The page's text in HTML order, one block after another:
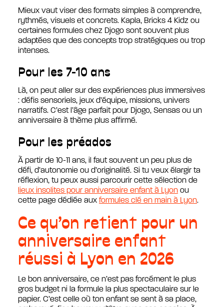
Mieux vaut viser des formats simples à comprendre,
rythmés, visuels et concrets. Kapla, Bricks 4 Kidz ou
certaines formules chez Djogo sont souvent plus
adaptées que des concepts trop stratégiques ou trop
intenses.
Pour les 7-10 ans
Là, on peut aller sur des expériences plus immersives
: défis sensoriels, jeux d’équipe, missions, univers
narratifs. C’est l’âge parfait pour Djogo, Sensas ou un
anniversaire à thème plus affirmé.
Pour les préados
À partir de 10-11 ans, il faut souvent un peu plus de
défi, d’autonomie ou d’originalité. Si tu veux élargir ta
réflexion, tu peux aussi parcourir cette sélection de
lieux insolites pour anniversaire enfant à Lyon ou
cette page dédiée aux formules clé en main à Lyon.
Ce qu’on retient pour un
anniversaire enfant
réussi à Lyon en 2026
Le bon anniversaire, ce n’est pas forcément le plus
gros budget ni la formule la plus spectaculaire sur le
papier. C’est celle où ton enfant se sent à sa place,